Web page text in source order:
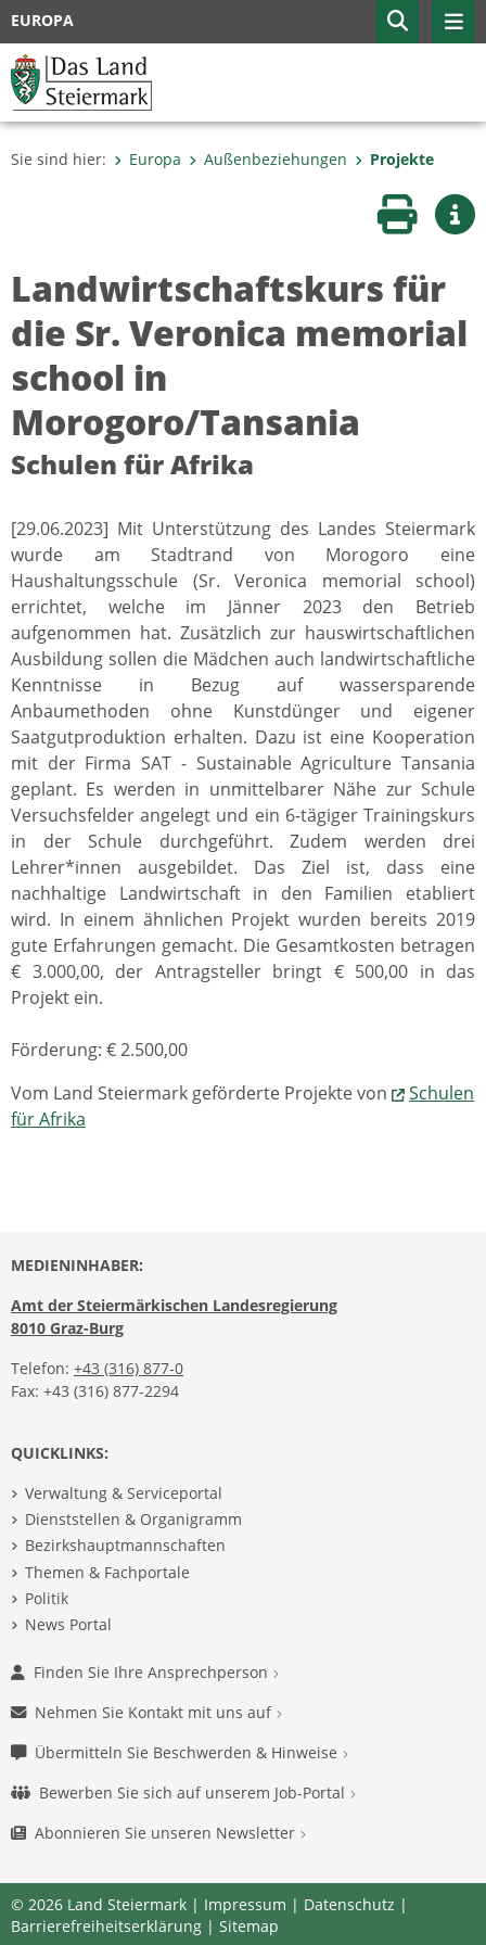
EUROPA
Sie sind hier: Europa Außenbeziehungen Projekte
Seite
Landwirtschaftskurs für
die Sr. Veronica memorial
school in
Morogoro/Tansania
Schulen für Afrika
[29.06.2023] Mit Unterstützung des Landes Steiermark
wurde am Stadtrand von Morogoro eine
Haushaltungsschule (Sr. Veronica memorial school)
errichtet, welche im Jänner 2023 den Betrieb
aufgenommen hat. Zusätzlich zur hauswirtschaftlichen
Ausbildung sollen die Mädchen auch landwirtschaftliche
Kenntnisse in Bezug auf wassersparende
Anbaumethoden ohne Kunstdünger und eigener
Saatgutproduktion erhalten. Dazu ist eine Kooperation
mit der Firma SAT - Sustainable Agriculture Tansania
geplant. Es werden in unmittelbarer Nähe zur Schule
Versuchsfelder angelegt und ein 6-tägiger Trainingskurs
in der Schule durchgeführt. Zudem werden drei
Lehrer*innen ausgebildet. Das Ziel ist, dass eine
nachhaltige Landwirtschaft in den Familien etabliert
wird. In einem ähnlichen Projekt wurden bereits 2019
gute Erfahrungen gemacht. Die Gesamtkosten betragen
€ 3.000,00, der Antragsteller bringt € 500,00 in das
Projekt ein.
Förderung: € 2.500,00
Vom Land Steiermark geförderte Projekte von
Schulen
für Afrika
MEDIENINHABER:
Amt der Steiermärkischen Landesregierung
8010 Graz-Burg
Telefon: +43 (316) 877-0
Fax: +43 (316) 877-2294
QUICKLINKS:
Verwaltung & Serviceportal
Dienststellen & Organigramm
Bezirkshauptmannschaften
Themen & Fachportale
Politik
News Portal
Finden Sie Ihre Ansprechperson
Nehmen Sie Kontakt mit uns auf
Übermitteln Sie Beschwerden & Hinweise
Bewerben Sie sich auf unserem Job-Portal
Abonnieren Sie unseren Newsletter
© 2026 Land Steiermark | Impressum | Datenschutz |
Barrierefreiheitserklärung | Sitemap